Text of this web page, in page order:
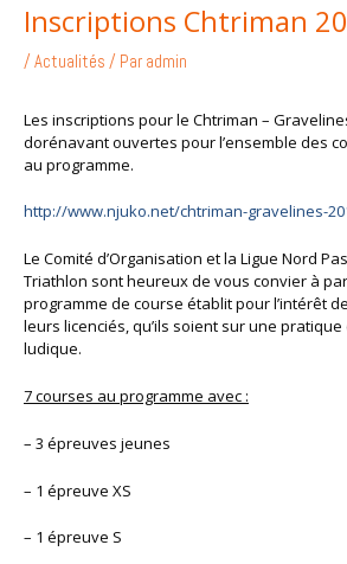
Inscriptions Chtriman
/Actualités / Par admin
Les inscriptions pour le Chtriman –
dorénavant ouvertes pour l’ensemble des
au programme.
http://www.njuko.net/chtriman-gravelines-
Le Comité d’Organisation et la Ligue Nord
Triathlon sont heureux de vous convier à
programme de course établit pour l’intérêt
leurs licenciés, qu’ils soient sur une
ludique.
7 courses au programme avec :
– 3 épreuves jeunes
– 1 épreuve XS
– 1 épreuve S